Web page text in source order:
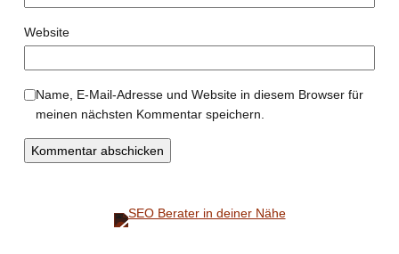
Website
Name, E-Mail-Adresse und Website in diesem Browser für
meinen nächsten Kommentar speichern.